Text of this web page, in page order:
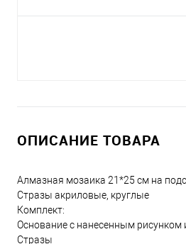
ОПИСАНИЕ ТОВАРА
Алмазная мозаика 21*25 см на
Стразы акриловые, круглые
Комплект:
Основание с нанесенным рисунком
Стразы